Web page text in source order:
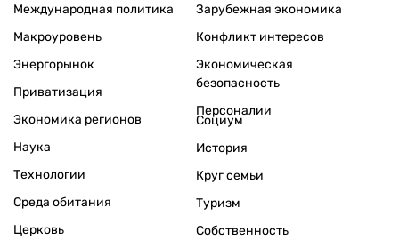
Международная политика
Макроуровень
Энергорынок
Приватизация
Экономика регионов
Зарубежная экономика
Конфликт интересов
Экономическая
безопасность
Персоналии
Наука
Технологии
Среда обитания
Церковь
Социум
История
Круг семьи
Туризм
Собственность